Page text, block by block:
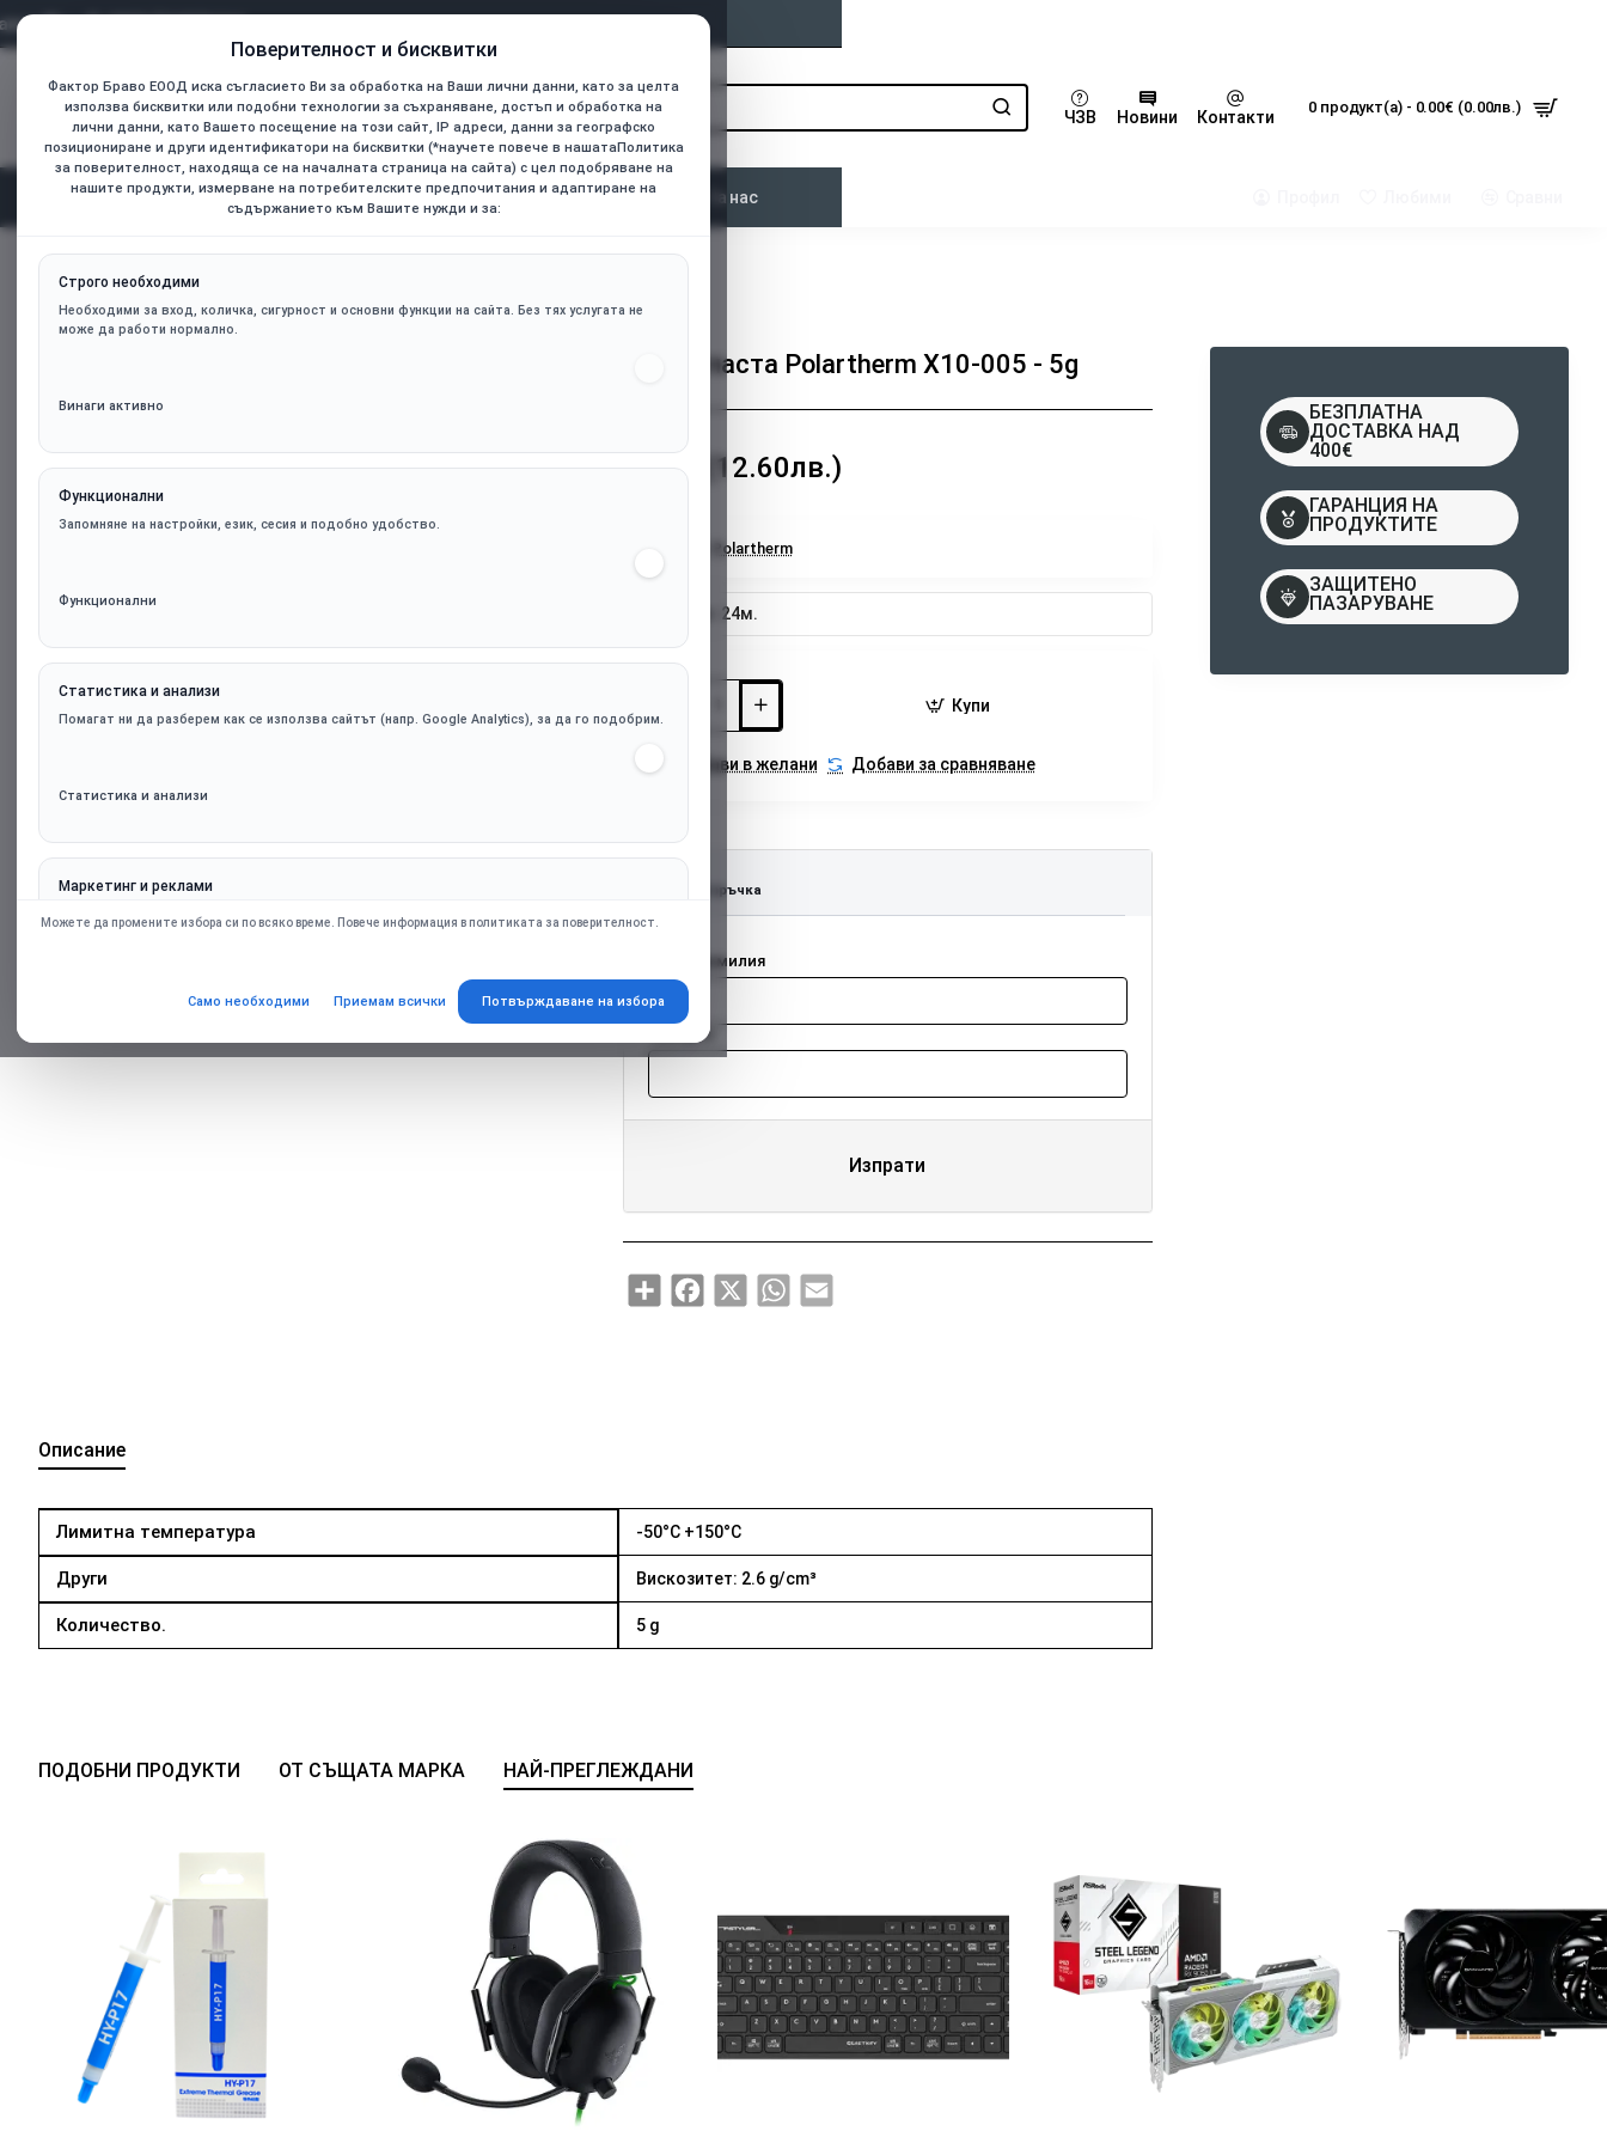
Поверителност и бисквитки
Фактор Браво ЕООД иска съгласието Ви за обработка на Ваши лични данни, като за целта
използва бисквитки или подобни технологии за съхраняване, достъп и обработка на
лични данни, като Вашето посещение на този сайт, IP адреси, данни за географско
позициониране и други идентификатори на бисквитки (*научете повече в нашатаПолитика
за поверителност, находяща се на началната страница на сайта) с цел подобряване на
нашите продукти, измерване на потребителските предпочитания и адаптиране на
съдържанието към Вашите нужди и за:
Строго необходими
Необходими за вход, количка, сигурност и основни функции на сайта. Без тях услугата не
може да работи нормално.
Винаги активно
Функционални
Запомняне на настройки, език, сесия и подобно удобство.
Функционални
Статистика и анализи
Помагат ни да разберем как се използва сайтът (напр. Google Analytics), за да го подобрим.
Статистика и анализи
Маркетинг и реклами
Персонализирани оферти и ремаркетинг чрез партньорски платформи (напр. Google Ads),
само при съгласие.
Маркетинг и реклами
Можете да промените избора си по всяко време. Повече информация в политиката за поверителност.
Само необходими Приемам всички Потвърждаване на избора
Всички
Търсене... ЧЗВ Новини Контакти 0 продукт(а) - 0.00€ (0.00лв.)
Категории Начало Контакти За нас
home
Термо паста Polartherm X10-005 - 5g
Термо паста Polartherm X10-005 - 5g
6.44€ (12.60лв.)
Polartherm
24м.
Купи
Добави в желани Добави за сравняване
Бърза поръчка
Име и фамилия
Телефон
Изпрати
Share Facebook
X WhatsApp
Email
Описание
Лимитна температура -50°C +150°C
Други Вискозитет: 2.6 g/cm³
Количество. 5 g
БЕЗПЛАТНА
ДОСТАВКА НАД
400€
ГАРАНЦИЯ НА
ПРОДУКТИТЕ
ЗАЩИТЕНО
ПАЗАРУВАНЕ
ПОДОБНИ ПРОДУКТИ ОТ СЪЩАТА МАРКА НАЙ-ПРЕГЛЕЖДАНИ